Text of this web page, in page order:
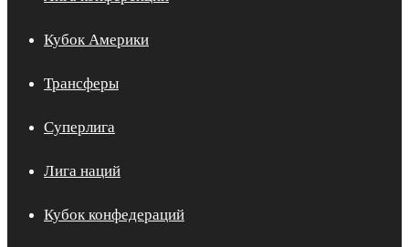
Кубок Америки
Трансферы
Суперлига
Лига наций
Кубок конфедераций